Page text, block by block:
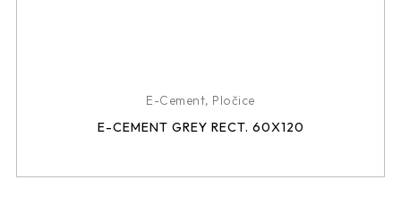
E-Cement, Pločice
E-CEMENT GREY RECT. 60X120